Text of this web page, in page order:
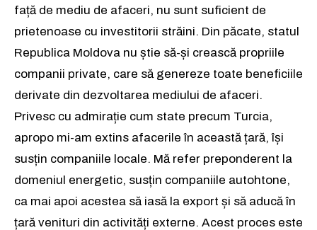
față de mediu de afaceri, nu sunt suficient de
prietenoase cu investitorii străini. Din păcate, statul
Republica Moldova nu știe să-și crească propriile
companii private, care să genereze toate beneficiile
derivate din dezvoltarea mediului de afaceri.
Privesc cu admirație cum state precum Turcia,
apropo mi-am extins afacerile în această țară, își
susțin companiile locale. Mă refer preponderent la
domeniul energetic, susțin companiile autohtone,
ca mai apoi acestea să iasă la export și să aducă în
țară venituri din activități externe. Acest proces este